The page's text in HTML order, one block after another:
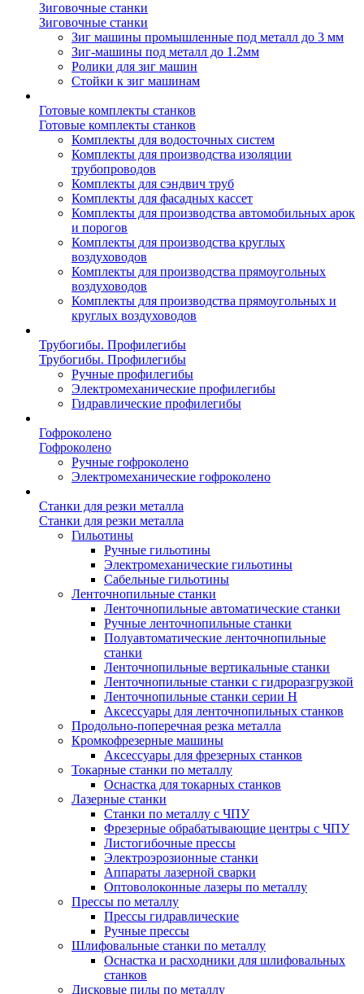
Зиговочные станки
Зиговочные станки
Зиг машины промышленные под металл до 3 мм
Зиг-машины под металл до 1.2мм
Ролики для зиг машин
Стойки к зиг машинам
Готовые комплекты станков
Готовые комплекты станков
Комплекты для водосточных систем
Комплекты для производства изоляции
трубопроводов
Комплекты для сэндвич труб
Комплекты для фасадных кассет
Комплекты для производства автомобильных арок
и порогов
Комплекты для производства круглых
воздуховодов
Комплекты для производства прямоугольных
воздуховодов
Комплекты для производства прямоугольных и
круглых воздуховодов
Трубогибы. Профилегибы
Трубогибы. Профилегибы
Ручные профилегибы
Электромеханические профилегибы
Гидравлические профилегибы
Гофроколено
Гофроколено
Ручные гофроколено
Электромеханические гофроколено
Станки для резки металла
Станки для резки металла
Гильотины
Ручные гильотины
Электромеханические гильотины
Сабельные гильотины
Ленточнопильные станки
Ленточнопильные автоматические станки
Ручные ленточнопильные станки
Полуавтоматические ленточнопильные
станки
Ленточнопильные вертикальные станки
Ленточнопильные станки с гидроразгрузкой
Ленточнопильные станки серии H
Аксессуары для ленточнопильных станков
Продольно-поперечная резка металла
Кромкофрезерные машины
Аксессуары для фрезерных станков
Токарные станки по металлу
Оснастка для токарных станков
Лазерные станки
Станки по металлу с ЧПУ
Фрезерные обрабатывающие центры с ЧПУ
Листогибочные прессы
Электроэрозионные станки
Аппараты лазерной сварки
Оптоволоконные лазеры по металлу
Прессы по металлу
Прессы гидравлические
Ручные прессы
Шлифовальные станки по металлу
Оснастка и расходники для шлифовальных
станков
Дисковые пилы по металлу